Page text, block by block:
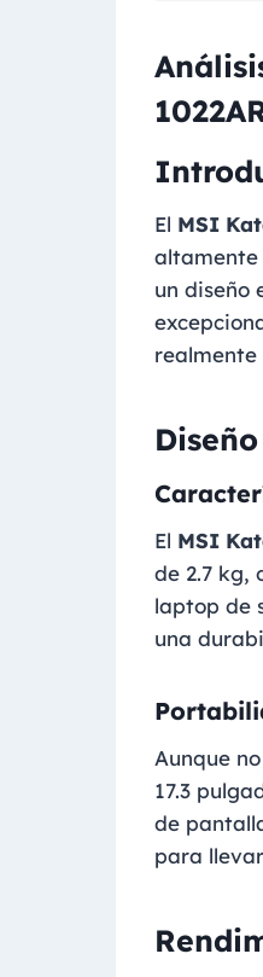
El MSI
altamente
un diseño
realmente
El MSI
de 2.7 kg,
laptop de
una
Aunque
17.3
de
para